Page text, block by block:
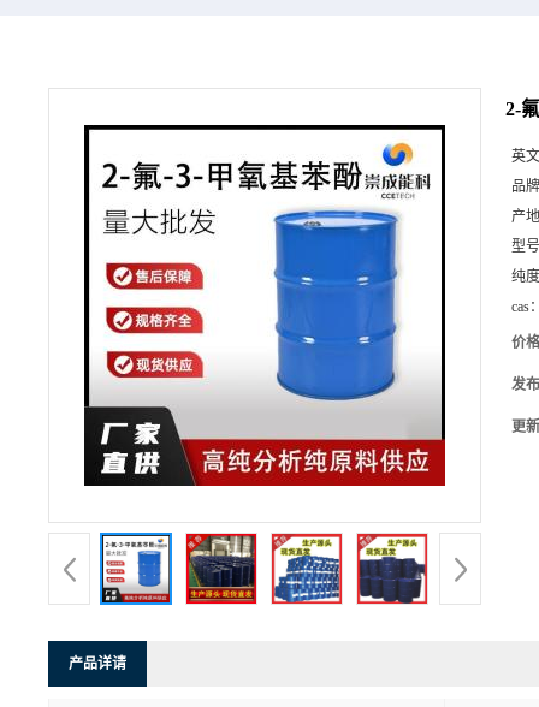
2-
英
品
产
型
纯
cas
价
发
更
产品详请